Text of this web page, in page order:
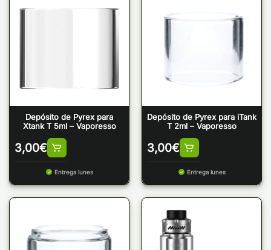
Depósito de Pyrex para
Xtank T 5ml – Vaporesso
3,00€
Entrega lunes
Depósito de Pyrex para iTank
T 2ml – Vaporesso
3,00€
Entrega lunes